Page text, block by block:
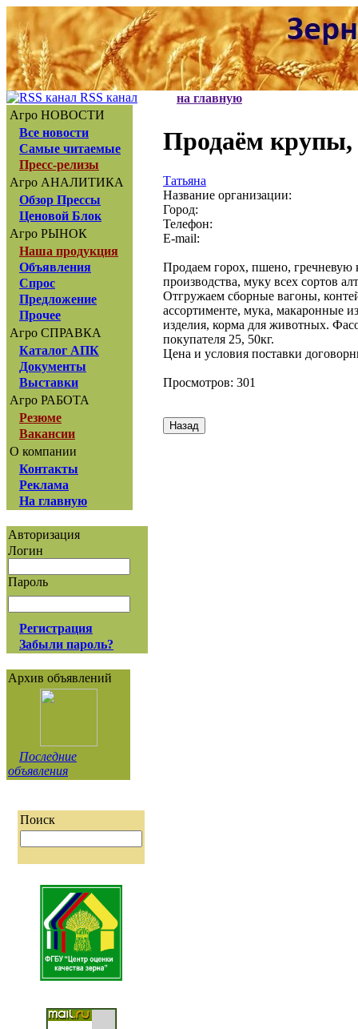
RSS канал
Агро НОВОСТИ
Все новости
Самые читаемые
Пресс-релизы
Агро АНАЛИТИКА
Обзор Прессы
Ценовой Блок
Агро РЫНОК
Наша продукция
Объявления
Спрос
Предложение
Прочее
Агро СПРАВКА
Каталог АПК
Документы
Выставки
Агро РАБОТА
Резюме
Вакансии
О компании
Контакты
Реклама
На главную
Авторизация
Логин
Пароль
Регистрация
Забыли пароль?
Архив объявлений
Последние
объявления
Поиск
на главную
Продаём крупы,
Татьяна
Название организации:
Город:
Телефон:
E-mail:
Продаем горох, пшено, гречневую
производства, муку всех сортов
Отгружаем сборные вагоны,
ассортименте, мука, макаронные
изделия, корма для животных.
покупателя 25, 50кг.
Цена и условия поставки
Просмотров: 301